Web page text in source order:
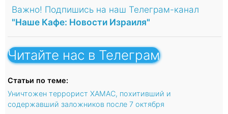
Важно! Подпишись на наш Телеграм-канал
"Наше Кафе: Новости Израиля"
Читайте нас в Телеграм
Статьи по теме:
Уничтожен террорист ХАМАС, похитивший и
содержавший заложников после 7 октября